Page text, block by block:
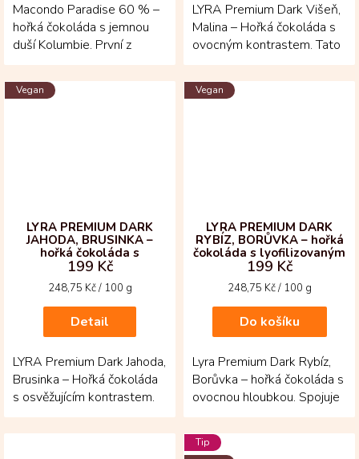
Macondo Paradise 60 % –
hořká čokoláda s jemnou
duší Kolumbie. První z
kolekce odrůdových
čokolád přináší vyváženou...
LYRA Premium Dark Višeň,
Malina – Hořká čokoláda s
ovocným kontrastem. Tato
70% čokoláda spojuje
hloubku...
Vegan
LYRA PREMIUM DARK
JAHODA, BRUSINKA –
hořká čokoláda s
lyofilizovaným ovocem
199 Kč
Měrná
248,75 Kč / 100 g
Detail
LYRA Premium Dark Jahoda,
Brusinka – Hořká čokoláda
s osvěžujícím kontrastem.
Tato 70% čokoláda z
kolumbijských bobů...
Vegan
LYRA PREMIUM DARK
RYBÍZ, BORŮVKA – hořká
čokoláda s lyofilizovaným
ovocem
199 Kč
Měrná
248,75 Kč / 100 g
Do košíku
Lyra Premium Dark Rybíz,
Borůvka – hořká čokoláda s
ovocnou hloubkou. Spojuje
intenzitu kolumbijského
kakaa s jemně...
Tip